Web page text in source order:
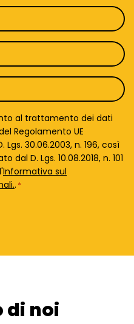
al trattamento dei dati
Regolamento UE
Lgs. 30.06.2003, n. 196, così
D. Lgs. 10.08.2018, n. 101
Informativa sul
. *
di noi